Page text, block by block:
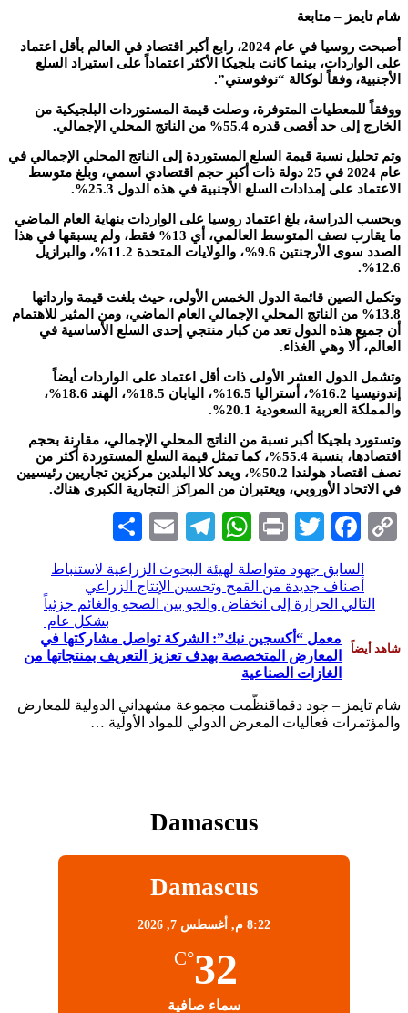
شام تايمز – متابعة
أصبحت روسيا في عام 2024، رابع أكبر اقتصاد في العالم بأقل اعتماد
على الواردات، بينما كانت بلجيكا الأكثر اعتماداً على استيراد السلع
الأجنبية، وفقاً لوكالة “نوفوستي”.
ووفقاً للمعطيات المتوفرة، وصلت قيمة المستوردات البلجيكية من
الخارج إلى حد أقصى قدره 55.4% من الناتج المحلي الإجمالي.
وتم تحليل نسبة قيمة السلع المستوردة إلى الناتج المحلي الإجمالي في
عام 2024 في 25 دولة ذات أكبر حجم اقتصادي اسمي، وبلغ متوسط ​​
الاعتماد على إمدادات السلع الأجنبية في هذه الدول 25.3%.
وبحسب الدراسة، بلغ اعتماد روسيا على الواردات بنهاية العام الماضي
ما يقارب نصف المتوسط ​​العالمي، أي 13% فقط، ولم يسبقها في هذا
الصدد سوى الأرجنتين 9.6%، والولايات المتحدة 11.2%، والبرازيل
12.6%.
وتكمل الصين قائمة الدول الخمس الأولى، حيث بلغت قيمة وارداتها
13.8% من الناتج المحلي الإجمالي العام الماضي، ومن المثير للاهتمام
أن جميع هذه الدول تعد من كبار منتجي إحدى السلع الأساسية في
العالم، ألا وهي الغذاء.
وتشمل الدول العشر الأولى ذات أقل اعتماد على الواردات أيضاً
إندونيسيا 16.2%، أستراليا 16.5%، اليابان 18.5%، الهند 18.6%،
والمملكة العربية السعودية 20.1%.
وتستورد بلجيكا أكبر نسبة من الناتج المحلي الإجمالي، مقارنة بحجم
اقتصادها، بنسبة 55.4%، كما تمثل قيمة السلع المستوردة أكثر من
نصف اقتصاد هولندا 50.2%، ويعد كلا البلدين مركزين تجاريين رئيسيين
في الاتحاد الأوروبي، ويعتبران من المراكز التجارية الكبرى هناك.
Copy
Link
Facebook
Twitter
Print
WhatsApp
Telegram
Email
السابق جهود متواصلة لهيئة البحوث الزراعية لاستنباط
أصناف جديدة من القمح وتحسين الإنتاج الزراعي
التالي الحرارة إلى انخفاض والجو بين الصحو والغائم جزئياً
بشكل عام ‏
شاهد أيضاً
معمل “أكسجين نبك”: الشركة تواصل مشاركتها في
المعارض المتخصصة بهدف تعزيز التعريف بمنتجاتها من
الغازات الصناعية
شام تايمز – جود دقماقنظّمت مجموعة مشهداني الدولية للمعارض
والمؤتمرات فعاليات المعرض الدولي للمواد الأولية …
Damascus
Damascus
8:22 م, أغسطس 7, 2026
32
°C
سماء صافية